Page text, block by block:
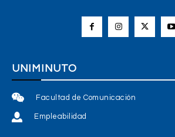
UNIMINUTO
Facultad de Comunicación
Empleabilidad